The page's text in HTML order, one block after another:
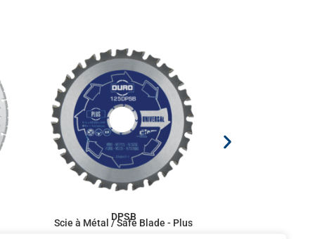
DPSB
Scie à Métal / Safe Blade - Plus